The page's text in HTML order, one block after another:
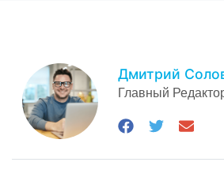
Дмитрий
Главный